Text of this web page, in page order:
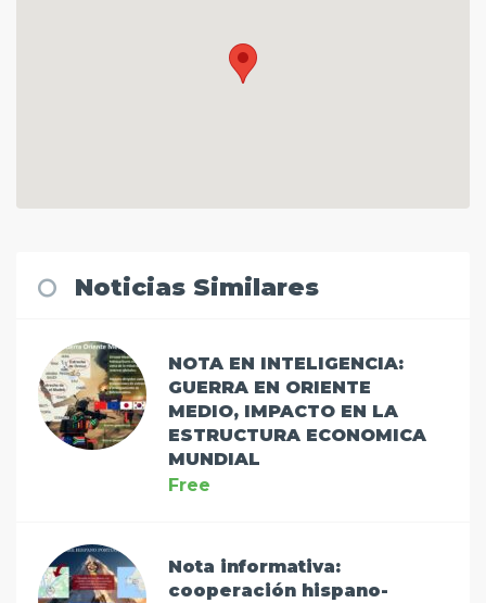
Noticias Similares
NOTA EN INTELIGENCIA:
GUERRA EN ORIENTE
MEDIO, IMPACTO EN LA
ESTRUCTURA ECONOMICA
MUNDIAL
Free
Nota informativa:
cooperación hispano-